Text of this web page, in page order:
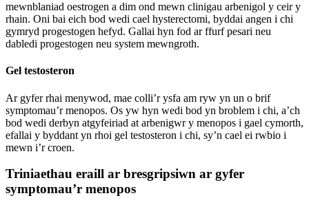
mewnblaniad oestrogen a dim ond mewn clinigau arbenigol y ceir y
rhain. Oni bai eich bod wedi cael hysterectomi, byddai angen i chi
gymryd progestogen hefyd. Gallai hyn fod ar ffurf pesari neu
dabledi progestogen neu system mewngroth.
Gel testosteron
Ar gyfer rhai menywod, mae colli’r ysfa am ryw yn un o brif
symptomau’r menopos. Os yw hyn wedi bod yn broblem i chi, a’ch
bod wedi derbyn atgyfeiriad at arbenigwr y menopos i gael cymorth,
efallai y byddant yn rhoi gel testosteron i chi, sy’n cael ei rwbio i
mewn i’r croen.
Triniaethau eraill ar bresgripsiwn ar gyfer
symptomau’r menopos